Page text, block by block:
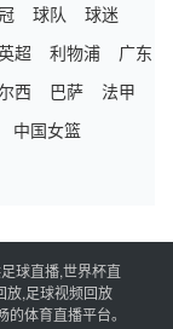
球队
球迷
超 利物浦
广东
西 巴萨
法甲
中国女篮
球直播,世界杯直
放,足球视频回放
体育直播平台。